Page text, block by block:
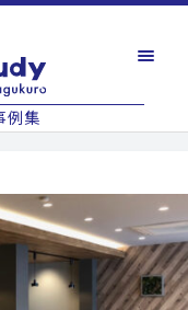
例集